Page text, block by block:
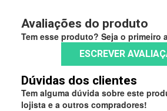
Avaliações do produto
Tem esse produto? Seja o primeiro
ESCREVER
Dúvidas dos clientes
Tem alguma dúvida sobre este
lojista e a outros compradores!